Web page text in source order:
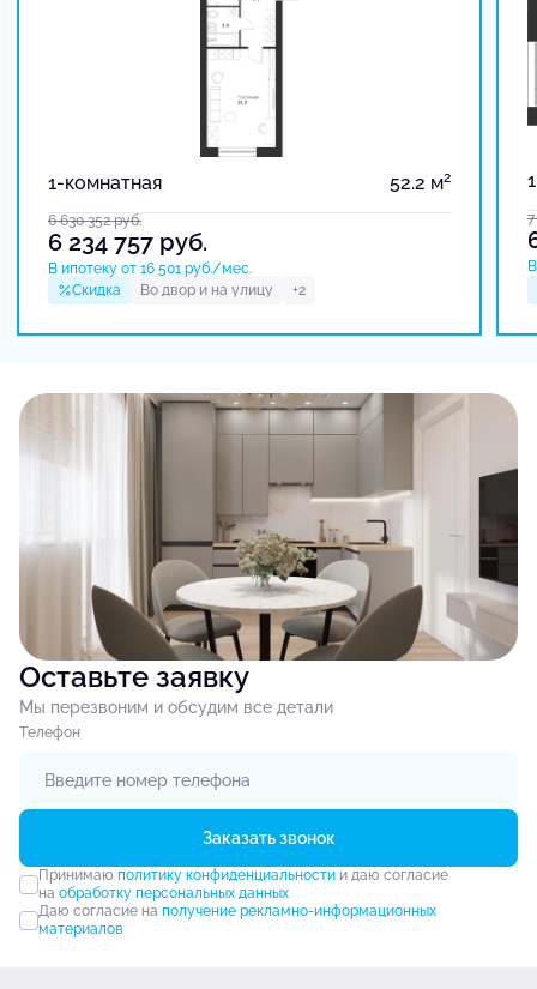
1-комнатная 52.2 м2
6 630 352руб.
6 234 757 руб.
В ипотеку от 16 501 руб./мес.
Скидка
Во двор и на улицу +2
Оставьте заявку
Мы перезвоним и обсудим все детали
Tелефон
Заказать звонок
Принимаю политику конфиденциальностии даю согласие
на обработку персональных данных
Даю согласие на получение рекламно-информационных
материалов